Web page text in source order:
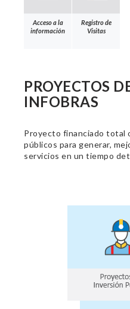
Acceso a la
información
Registro de
Visitas
PROYECTOS
INFOBRAS
Proyecto financiado total
públicos para generar,
servicios en un tiempo